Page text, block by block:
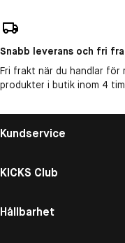
Snabb leverans och fri
Fri frakt när du handlar för
produkter i butik inom 4
Kundservice
KICKS Club
Hållbarhet